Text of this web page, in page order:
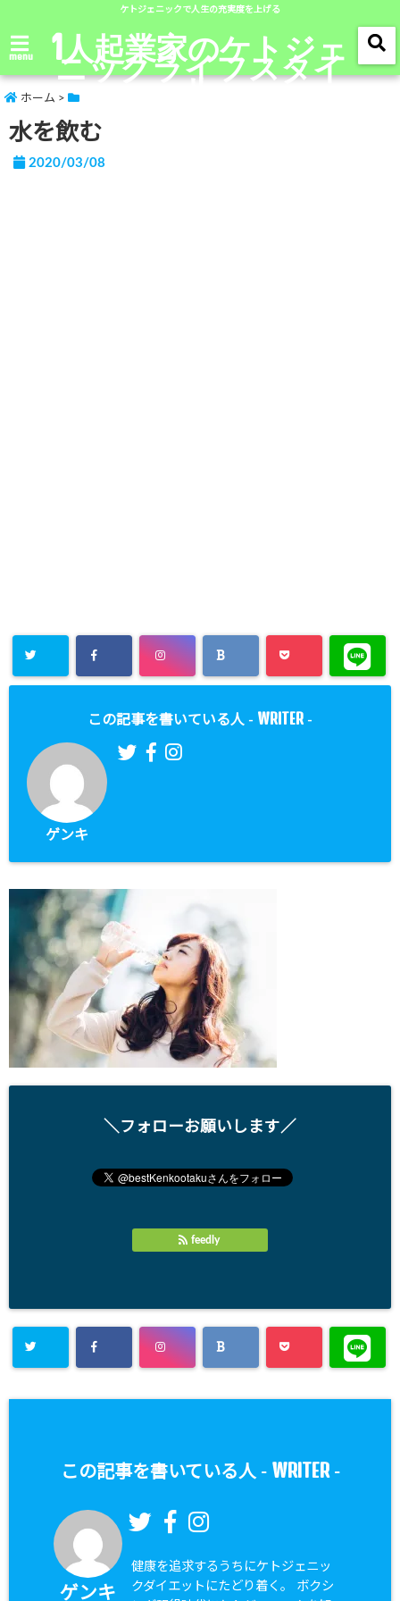
ケトジェニックで人生の充実度を上げる
menu 1人起業家のケトジェ
ニックライフスタイ
ル
ホーム >
水を飲む
2020/03/08
この記事を書いている人 - WRITER -
ゲンキ
＼フォローお願いします／
feedly
この記事を書いている人 - WRITER-
ゲンキ
健康を追求するうちにケトジェニッ
クダイエットにたどり着く。 ボクシ